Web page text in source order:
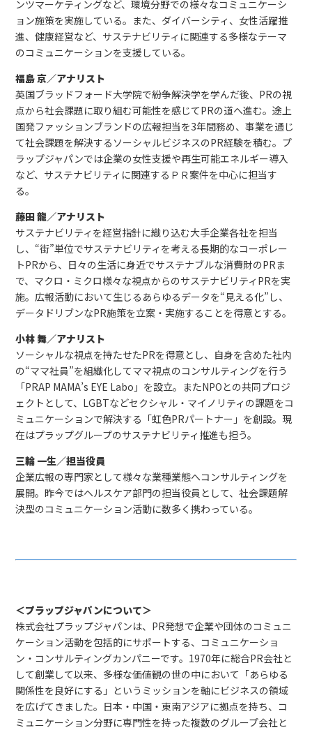
ンツマーケティングなど、環境分野での様々なコミュニケーシ
ョン施策を実施している。また、ダイバーシティ、女性活躍推
進、健康経営など、サステナビリティに関連する多様なテーマ
のコミュニケーションを支援している。
福島 京／アナリスト
英国ブラッドフォード大学院で紛争解決学を学んだ後、PRの視
点から社会課題に取り組む可能性を感じてPRの道へ進む。途上
国発ファッションブランドの広報担当を3年間務め、事業を通じ
て社会課題を解決するソーシャルビジネスのPR経験を積む。プ
ラップジャパンでは企業の女性支援や再生可能エネルギー導入
など、サステナビリティに関連するＰＲ案件を中心に担当す
る。
藤田 龍／アナリスト
サステナビリティを経営指針に織り込む大手企業各社を担当
し、“街”単位でサステナビリティを考える長期的なコーポレー
トPRから、日々の生活に身近でサステナブルな消費財のPRま
で、マクロ・ミクロ様々な視点からのサステナビリティPRを実
施。広報活動において生じるあらゆるデータを“見える化”し、
データドリブンなPR施策を立案・実施することを得意とする。
小林 舞／アナリスト
ソーシャルな視点を持たせたPRを得意とし、自身を含めた社内
の“ママ社員”を組織化してママ視点のコンサルティングを行う
「PRAP MAMA’s EYE Labo」を設立。またNPOとの共同プロジ
ェクトとして、LGBTなどセクシャル・マイノリティの課題をコ
ミュニケーションで解決する「虹色PRパートナー」を創設。現
在はプラップグループのサステナビリティ推進も担う。
三輪 一生／担当役員
企業広報の専門家として様々な業種業態へコンサルティングを
展開。昨今ではヘルスケア部門の担当役員として、社会課題解
決型のコミュニケーション活動に数多く携わっている。
＜プラップジャパンについて＞
株式会社プラップジャパンは、PR発想で企業や団体のコミュニ
ケーション活動を包括的にサポートする、コミュニケーショ
ン・コンサルティングカンパニーです。1970年に総合PR会社と
して創業して以来、多様な価値観の世の中において「あらゆる
関係性を良好にする」というミッションを軸にビジネスの領域
を広げてきました。日本・中国・東南アジアに拠点を持ち、コ
ミュニケーション分野に専門性を持った複数のグループ会社と